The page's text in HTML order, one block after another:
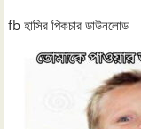
fb হাসির পিকচার ডাউনলোড